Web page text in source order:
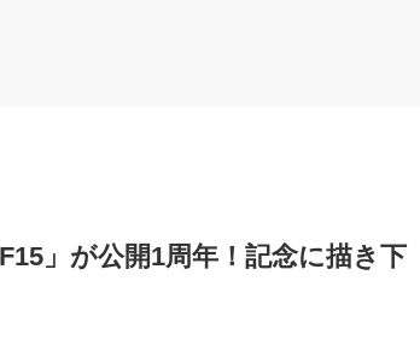
」が公開1周年！記念に描き下